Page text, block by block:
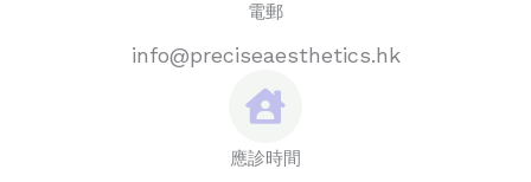
電郵
info@preciseaesthetics.hk
應診時間